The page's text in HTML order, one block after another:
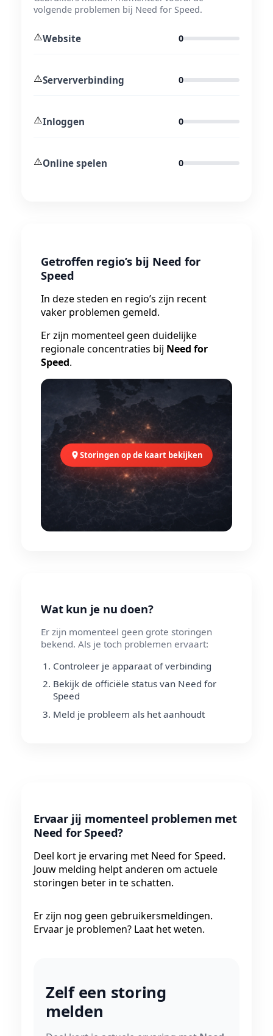
volgende problemen bij Need for Speed.
⚠️Website 0
⚠️Serververbinding 0
⚠️Inloggen 0
⚠️Online spelen 0
Getroffen regio’s bij Need for
Speed
In deze steden en regio’s zijn recent
vaker problemen gemeld.
Er zijn momenteel geen duidelijke
regionale concentraties bij Need for
Speed.
Storingen op de kaart bekijken
Wat kun je nu doen?
Er zijn momenteel geen grote storingen
bekend. Als je toch problemen ervaart:
Controleer je apparaat of verbinding
Bekijk de officiële status van Need for
Speed
Meld je probleem als het aanhoudt
Ervaar jij momenteel problemen met
Need for Speed?
Deel kort je ervaring met Need for Speed.
Jouw melding helpt anderen om actuele
storingen beter in te schatten.
Er zijn nog geen gebruikersmeldingen.
Ervaar je problemen? Laat het weten.
Zelf een storing
melden